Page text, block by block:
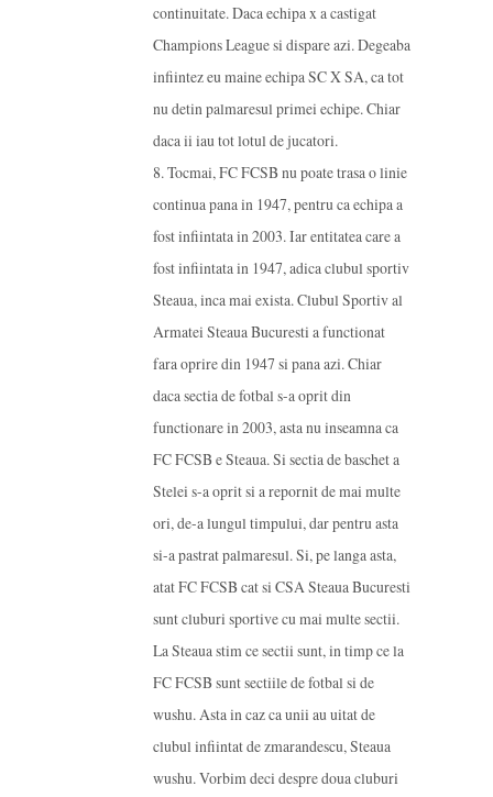
continuitate. Daca echipa x a castigat
Champions League si dispare azi. Degeaba
infiintez eu maine echipa SC X SA, ca tot
nu detin palmaresul primei echipe. Chiar
daca ii iau tot lotul de jucatori.
8. Tocmai, FC FCSB nu poate trasa o linie
continua pana in 1947, pentru ca echipa a
fost infiintata in 2003. Iar entitatea care a
fost infiintata in 1947, adica clubul sportiv
Steaua, inca mai exista. Clubul Sportiv al
Armatei Steaua Bucuresti a functionat
fara oprire din 1947 si pana azi. Chiar
daca sectia de fotbal s-a oprit din
functionare in 2003, asta nu inseamna ca
FC FCSB e Steaua. Si sectia de baschet a
Stelei s-a oprit si a repornit de mai multe
ori, de-a lungul timpului, dar pentru asta
si-a pastrat palmaresul. Si, pe langa asta,
atat FC FCSB cat si CSA Steaua Bucuresti
sunt cluburi sportive cu mai multe sectii.
La Steaua stim ce sectii sunt, in timp ce la
FC FCSB sunt sectiile de fotbal si de
wushu. Asta in caz ca unii au uitat de
clubul infiintat de zmarandescu, Steaua
wushu. Vorbim deci despre doua cluburi